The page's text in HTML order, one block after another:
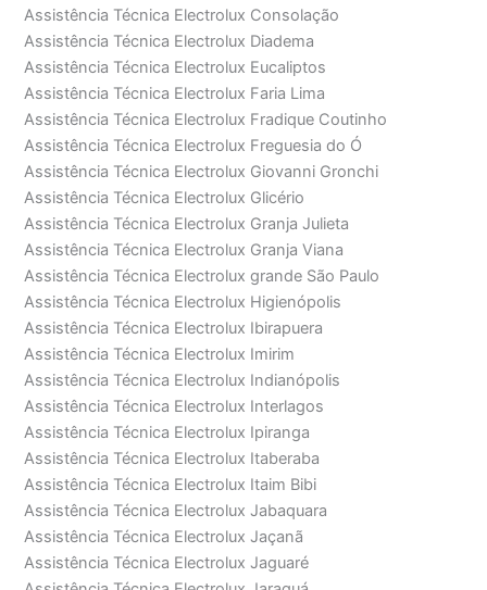
Assistência Técnica Electrolux Consolação
Assistência Técnica Electrolux Diadema
Assistência Técnica Electrolux Eucaliptos
Assistência Técnica Electrolux Faria Lima
Assistência Técnica Electrolux Fradique Coutinho
Assistência Técnica Electrolux Freguesia do Ó
Assistência Técnica Electrolux Giovanni Gronchi
Assistência Técnica Electrolux Glicério
Assistência Técnica Electrolux Granja Julieta
Assistência Técnica Electrolux Granja Viana
Assistência Técnica Electrolux grande São Paulo
Assistência Técnica Electrolux Higienópolis
Assistência Técnica Electrolux Ibirapuera
Assistência Técnica Electrolux Imirim
Assistência Técnica Electrolux Indianópolis
Assistência Técnica Electrolux Interlagos
Assistência Técnica Electrolux Ipiranga
Assistência Técnica Electrolux Itaberaba
Assistência Técnica Electrolux Itaim Bibi
Assistência Técnica Electrolux Jabaquara
Assistência Técnica Electrolux Jaçanã
Assistência Técnica Electrolux Jaguaré